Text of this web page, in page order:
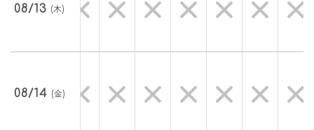
08/13 (木)
08/14 (金)